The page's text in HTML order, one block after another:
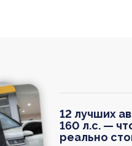
12 лучших
160 л.с. —
реально